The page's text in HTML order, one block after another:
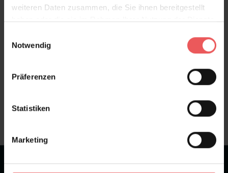
weiteren Daten zusammen, die Sie ihnen bereitgestellt
haben oder die sie im Rahmen Ihrer Nutzung der Dienste
Notwendig
Präferenzen
Statistiken
Marketing
FAQ Teilen!
Sie haben Fragen zum Produkt?
+49 (0)221 932 81 82